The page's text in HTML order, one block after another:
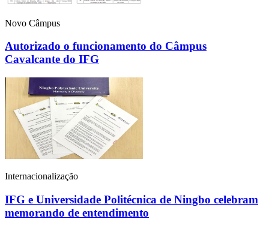
Novo Câmpus
Autorizado o funcionamento do Câmpus
Cavalcante do IFG
Internacionalização
IFG e Universidade Politécnica de Ningbo celebram
memorando de entendimento